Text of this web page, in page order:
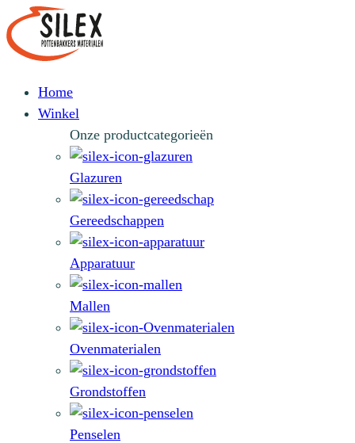
Home
Winkel
Onze productcategorieën
Glazuren
Gereedschappen
Apparatuur
Mallen
Ovenmaterialen
Grondstoffen
Penselen